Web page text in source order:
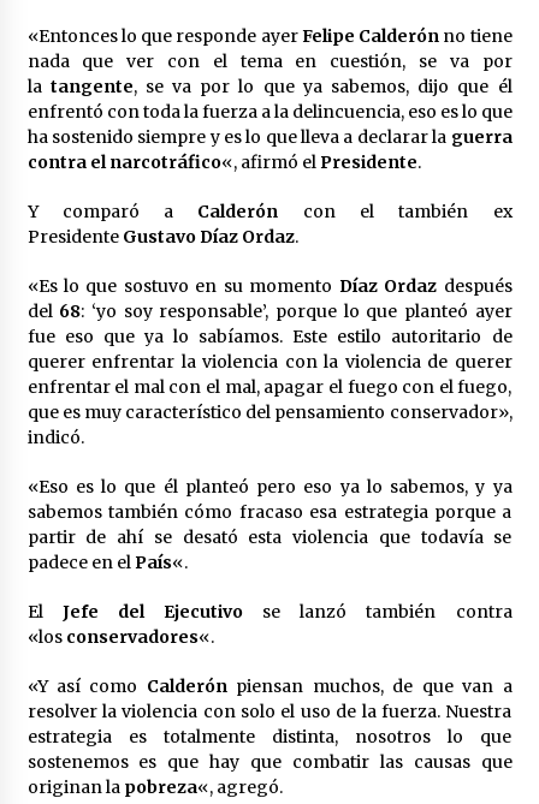
«Entonces lo que responde ayerFelipe Calderón no tiene
nada que ver con el tema en cuestión, se va por
la tangente, se va por lo que ya sabemos, dijo que él
enfrentó con toda la fuerza a la delincuencia, eso es lo que
ha sostenido siempre y es lo que lleva a declarar la guerra
contra el narcotráfico«, afirmó elPresidente.
Y comparó a Calderón con el también ex
Presidente Gustavo Díaz Ordaz.
«Es lo que sostuvo en su momento Díaz Ordaz después
del 68: ‘yo soy responsable’, porque lo que planteó ayer
fue eso que ya lo sabíamos. Este estilo autoritario de
querer enfrentar la violencia con la violencia de querer
enfrentar el mal con el mal, apagar el fuego con el fuego,
que es muy característico del pensamiento conservador»,
indicó.
«Eso es lo que él planteó pero eso ya lo sabemos, y ya
sabemos también cómo fracaso esa estrategia porque a
partir de ahí se desató esta violencia que todavía se
padece en elPaís«.
El Jefe del Ejecutivose lanzó también contra
«los conservadores«.
«Y así como Calderónpiensan muchos, de que van a
resolver la violencia con solo el uso de la fuerza. Nuestra
estrategia es totalmente distinta, nosotros lo que
sostenemos es que hay que combatir las causas que
originan la pobreza«, agregó.